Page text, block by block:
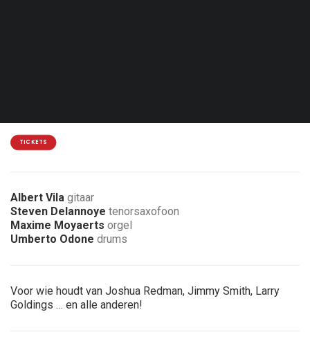
TICKETS
Albert Vila gitaar
Steven Delannoye tenorsaxofoon
Maxime Moyaerts orgel
Umberto Odone drums
Voor wie houdt van Joshua Redman, Jimmy Smith, Larry
Goldings … en alle anderen!